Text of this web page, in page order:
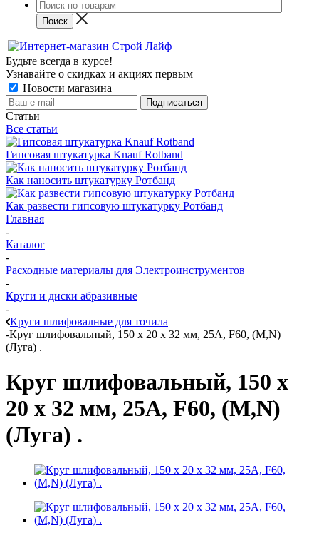
Будьте всегда в курсе!
Узнавайте о скидках и акциях первым
Новости магазина
Статьи
Все статьи
Гипсовая штукатурка Knauf Rotband
Как наносить штукатурку Ротбанд
Как развести гипсовую штукатурку Ротбанд
Главная
-
Каталог
-
Расходные материалы для Электроинструментов
-
Круги и диски абразивные
-
Круги шлифовалные для точила
-Круг шлифовальный, 150 х 20 х 32 мм, 25А, F60, (М,N)
(Луга) .
Круг шлифовальный, 150 х
20 х 32 мм, 25А, F60, (М,N)
(Луга) .